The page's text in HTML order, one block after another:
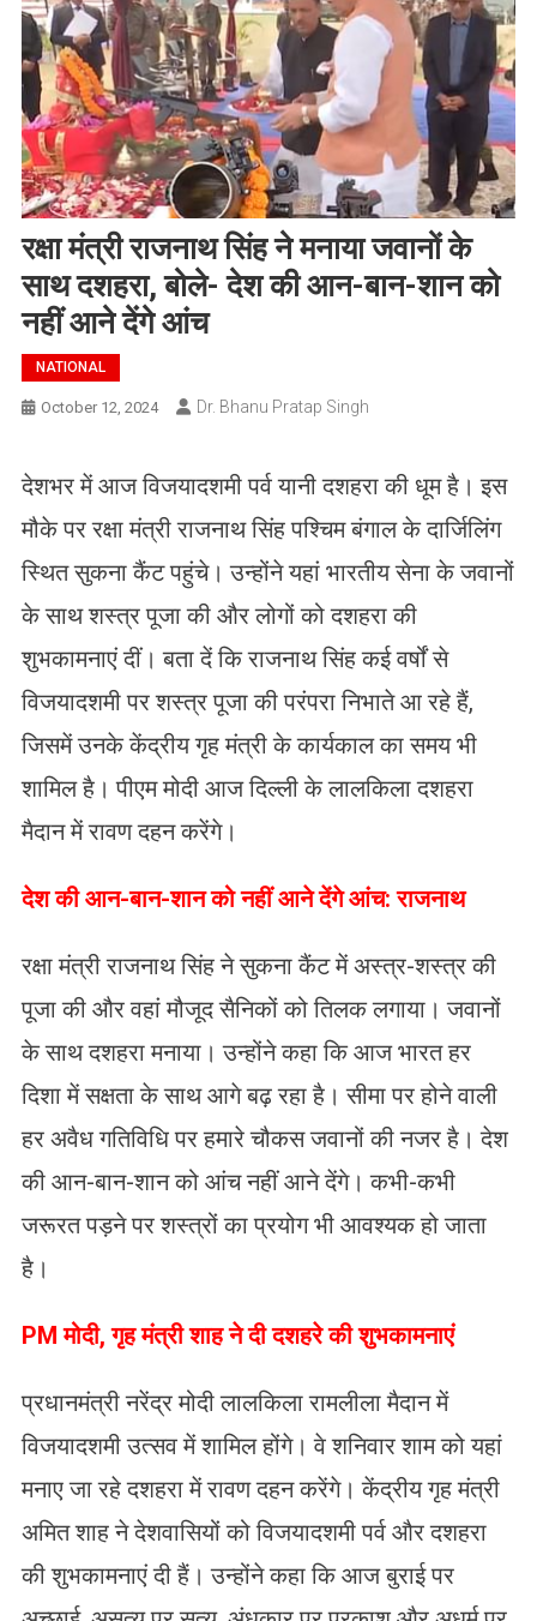
रक्षा मंत्री राजनाथ सिंह ने मनाया जवानों के
साथ दशहरा, बोले- देश की आन-बान-शान को
नहीं आने देंगे आंच
NATIONAL
October 12, 2024 Dr. Bhanu Pratap Singh
देशभर में आज विजयादशमी पर्व यानी दशहरा की धूम है। इस
मौके पर रक्षा मंत्री राजनाथ सिंह पश्चिम बंगाल के दार्जिलिंग
स्थित सुकना कैंट पहुंचे। उन्होंने यहां भारतीय सेना के जवानों
के साथ शस्त्र पूजा की और लोगों को दशहरा की
शुभकामनाएं दीं। बता दें कि राजनाथ सिंह कई वर्षों से
विजयादशमी पर शस्त्र पूजा की परंपरा निभाते आ रहे हैं,
जिसमें उनके केंद्रीय गृह मंत्री के कार्यकाल का समय भी
शामिल है। पीएम मोदी आज दिल्ली के लालकिला दशहरा
मैदान में रावण दहन करेंगे।
देश की आन-बान-शान को नहीं आने देंगे आंच: राजनाथ
रक्षा मंत्री राजनाथ सिंह ने सुकना कैंट में अस्त्र-शस्त्र की
पूजा की और वहां मौजूद सैनिकों को तिलक लगाया। जवानों
के साथ दशहरा मनाया। उन्होंने कहा कि आज भारत हर
दिशा में सक्षता के साथ आगे बढ़ रहा है। सीमा पर होने वाली
हर अवैध गतिविधि पर हमारे चौकस जवानों की नजर है। देश
की आन-बान-शान को आंच नहीं आने देंगे। कभी-कभी
जरूरत पड़ने पर शस्त्रों का प्रयोग भी आवश्यक हो जाता
है।
PM मोदी, गृह मंत्री शाह ने दी दशहरे की शुभकामनाएं
प्रधानमंत्री नरेंद्र मोदी लालकिला रामलीला मैदान में
विजयादशमी उत्सव में शामिल होंगे। वे शनिवार शाम को यहां
मनाए जा रहे दशहरा में रावण दहन करेंगे। केंद्रीय गृह मंत्री
अमित शाह ने देशवासियों को विजयादशमी पर्व और दशहरा
की शुभकामनाएं दी हैं। उन्होंने कहा कि आज बुराई पर